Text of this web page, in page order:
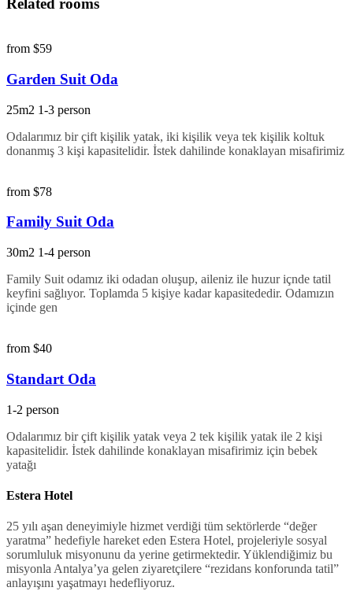
Related rooms
from $59
Garden Suit Oda
25m2 1-3 person
Odalarımız bir çift kişilik yatak, iki kişilik veya tek kişilik koltuk
donanmış 3 kişi kapasitelidir. İstek dahilinde konaklayan misafirimiz
from $78
Family Suit Oda
30m2 1-4 person
Family Suit odamız iki odadan oluşup, aileniz ile huzur içnde tatil
keyfini sağlıyor. Toplamda 5 kişiye kadar kapasitededir. Odamızın
içinde gen
from $40
Standart Oda
1-2 person
Odalarımız bir çift kişilik yatak veya 2 tek kişilik yatak ile 2 kişi
kapasitelidir. İstek dahilinde konaklayan misafirimiz için bebek
yatağı
Estera Hotel
25 yılı aşan deneyimiyle hizmet verdiği tüm sektörlerde “değer
yaratma” hedefiyle hareket eden Estera Hotel, projeleriyle sosyal
sorumluluk misyonunu da yerine getirmektedir. Yüklendiğimiz bu
misyonla Antalya’ya gelen ziyaretçilere “rezidans konforunda tatil”
anlayışını yaşatmayı hedefliyoruz.